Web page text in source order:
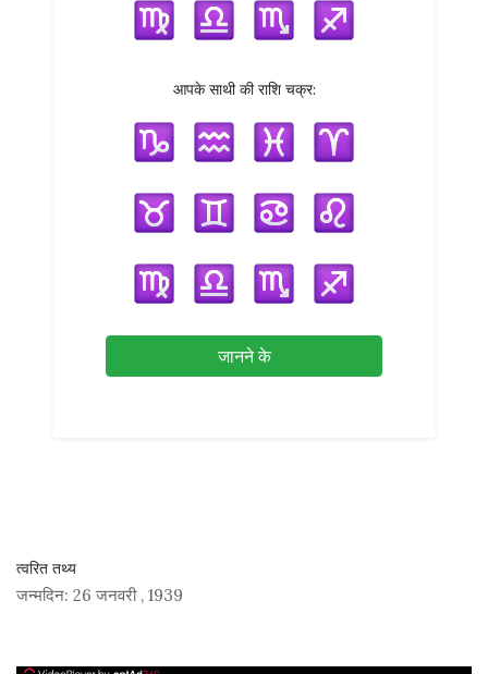
आपके साथी की राशि चक्र:
जानने के
त्वरित तथ्य
जन्मदिन: 26 जनवरी , 1939